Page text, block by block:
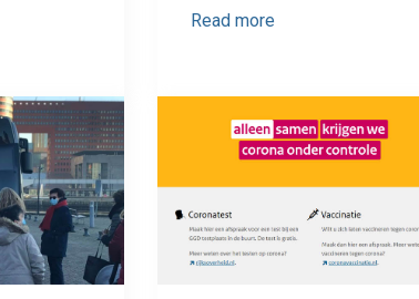
Read more